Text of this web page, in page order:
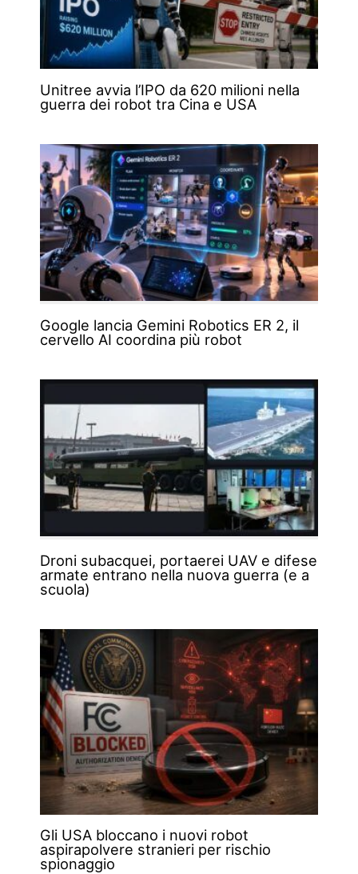
Unitree avvia l’IPO da 620 milioni nella
guerra dei robot tra Cina e USA
Google lancia Gemini Robotics ER 2, il
cervello AI coordina più robot
Droni subacquei, portaerei UAV e difese
armate entrano nella nuova guerra (e a
scuola)
Gli USA bloccano i nuovi robot
aspirapolvere stranieri per rischio
spionaggio